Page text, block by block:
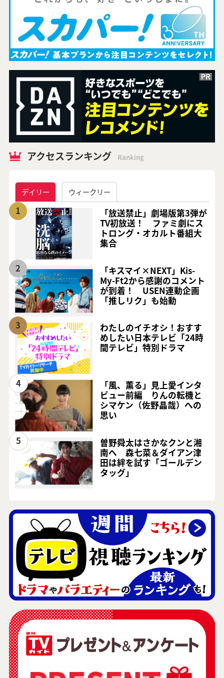
アクセスランキング Ranking
デイリー ウィークリー
1
「放送禁止」劇場版第3弾が
TV初放送！ ファミ劇にス
トロング・オカルト番組大
集合
2
「キスマイ×NEXT」Kis-
My-Ft2から感謝のコメント
が到着！ USEN連動企画
「推しリク」も始動
3
わたしのイチオシ！おすす
めしたい日本テレビ「24時
間テレビ」特別ドラマ
4
「風、薫る」見上愛インタ
ビュー前編 りんの転機と
シマケン（佐野晶哉）への
思い
5
曽野舜太はさかなクンと湘
南へ 森七菜＆ダイアン津
田は絆を試す「ゴールデン
タッグ」